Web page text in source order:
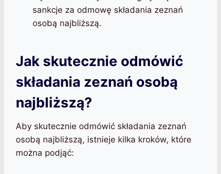
sankcje za odmowę składania zeznań
osobą najbliższą.
Jak skutecznie odmówić
składania zeznań osobą
najbliższą?
Aby skutecznie odmówić składania zeznań
osobą najbliższą, istnieje kilka kroków, które
można podjąć: